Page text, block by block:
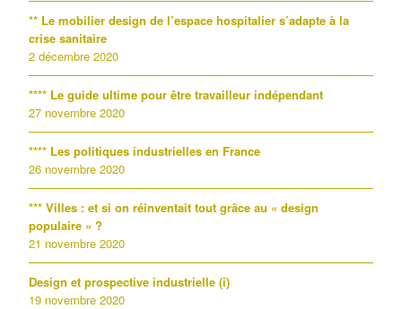
** Le mobilier design de l’espace hospitalier s’adapte à la
crise sanitaire
2 décembre 2020
**** Le guide ultime pour être travailleur indépendant
27 novembre 2020
**** Les politiques industrielles en France
26 novembre 2020
*** Villes : et si on réinventait tout grâce au « design
populaire » ?
21 novembre 2020
Design et prospective industrielle (i)
19 novembre 2020